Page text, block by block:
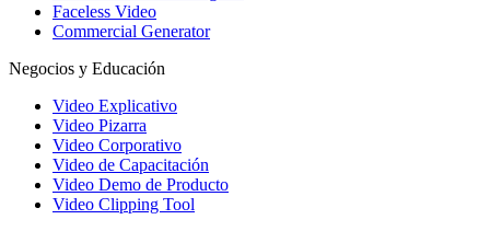
Faceless Video
Commercial Generator
Negocios y Educación
Video Explicativo
Video Pizarra
Video Corporativo
Video de Capacitación
Video Demo de Producto
Video Clipping Tool